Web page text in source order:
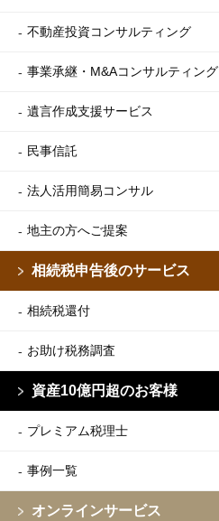
不動産投資コンサルティング
事業承継・M&Aコンサルティング
遺言作成支援サービス
民事信託
法人活用簡易コンサル
地主の方へご提案
相続税申告後のサービス
相続税還付
お助け税務調査
資産10億円超のお客様
プレミアム税理士
事例一覧
オンラインサービス